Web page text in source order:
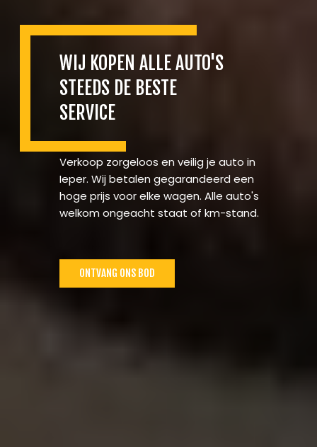
WIJ KOPEN ALLE AUTO'S
STEEDS DE BESTE
SERVICE
Verkoop zorgeloos en veilig je auto in
Ieper. Wij betalen gegarandeerd een
hoge prijs voor elke wagen. Alle auto's
welkom ongeacht staat of km-stand.
ONTVANG ONS BOD